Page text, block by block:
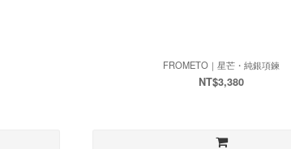
FROMETO｜星芒・純銀項鍊
NT$3,380